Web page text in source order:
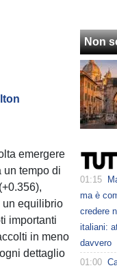
emergere
un tempo di
(+0.356),
un equilibrio
importanti
in meno
dettaglio
Non
01:15
ma è
credere
italiani:
davvero
01:00